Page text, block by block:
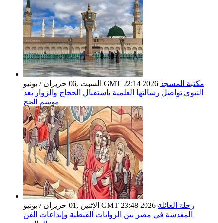
السبت ,06 حزيران / يونيو GMT 22:14 2026 مكتبة المسجد
النبوي تواصل رسالتها العلمية باستقبال الحجاج والزوار بعد
موسم الحج
الإثنين ,01 حزيران / يونيو GMT 23:48 2026 رحلة العائلة
المقدسة في مصر بين الروايات القبطية وإبداعات الفن